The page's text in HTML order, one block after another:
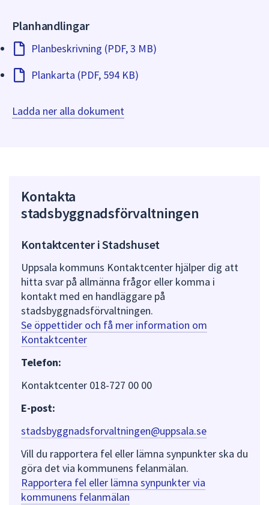
Planhandlingar
Planbeskrivning (PDF, 3 MB)
Plankarta (PDF, 594 KB)
Ladda ner alla dokument
Kontakta
stadsbyggnadsförvaltningen
Kontaktcenter i Stadshuset
Uppsala kommuns Kontaktcenter hjälper dig att
hitta svar på allmänna frågor eller komma i
kontakt med en handläggare på
stadsbyggnadsförvaltningen.
Se öppettider och få mer information om
Kontaktcenter
Telefon:
Kontaktcenter 018-727 00 00
E-post:
stadsbyggnadsforvaltningen@uppsala.se
Vill du rapportera fel eller lämna synpunkter ska du
göra det via kommunens felanmälan.
Rapportera fel eller lämna synpunkter via
kommunens felanmälan